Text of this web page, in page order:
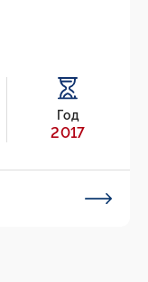
Год
2017